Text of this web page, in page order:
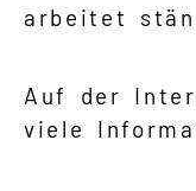
arbeitet
Auf der
viele